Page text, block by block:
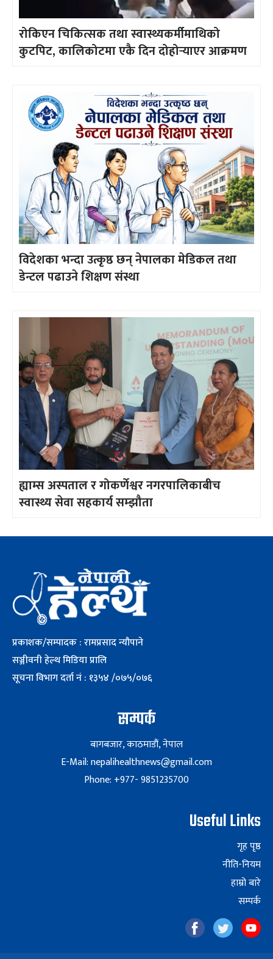
रोकिएन चिकित्सक तथा स्वास्थ्यकर्मीमाथिको
कुटपिट, कालिकोटमा एकै दिन दोहोर्‍याएर आक्रमण
विदेशका भन्दा उत्कृष्ठ छन् नेपालका मेडिकल तथा
डेन्टल पढाउने शिक्षण संस्था
ह्याम्स अस्पताल र गोकर्णेश्वर नगरपालिकाबीच
स्वास्थ्य सेवा सहकार्य सम्झौता
प्रकाशक/सम्पादक : रामप्रसाद न्यौपाने
सञ्जीवनी हेल्थ मिडिया प्रालि
सूचना विभाग दर्ता नं : १३५४ /०७५/०७६
सम्पर्क
बागबजार, काठमाडौं, नेपाल
E-Mail: nepalihealthnews@gmail.com
Phone: +977- 9851235700
Useful Links
गृह पृष्ठ
नीति-नियम
हाम्रो बारे
सम्पर्क